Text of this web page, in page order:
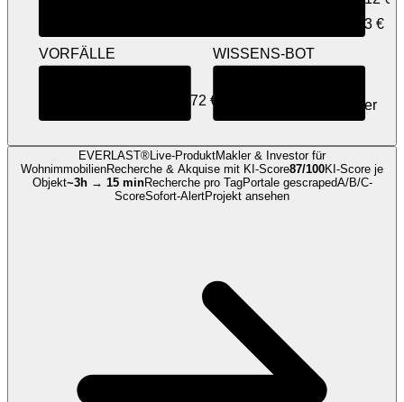
+3 €
VORFÄLLE WISSENS-BOT
272 €
6 Sprachen, alle Häuser
EVERLAST® Live-ProduktMakler & Investor für
WohnimmobilienRecherche & Akquise mit KI-Score87/100KI-Score je
Objekt~3h → 15 minRecherche pro TagPortale gescrapedA/B/C-
ScoreSofort-AlertProjekt ansehen